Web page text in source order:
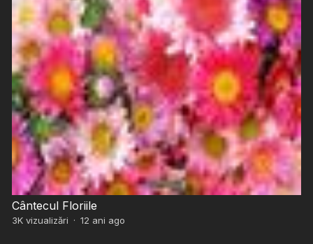
Cântecul Floriile
3Kvizualizări · 12 ani ago